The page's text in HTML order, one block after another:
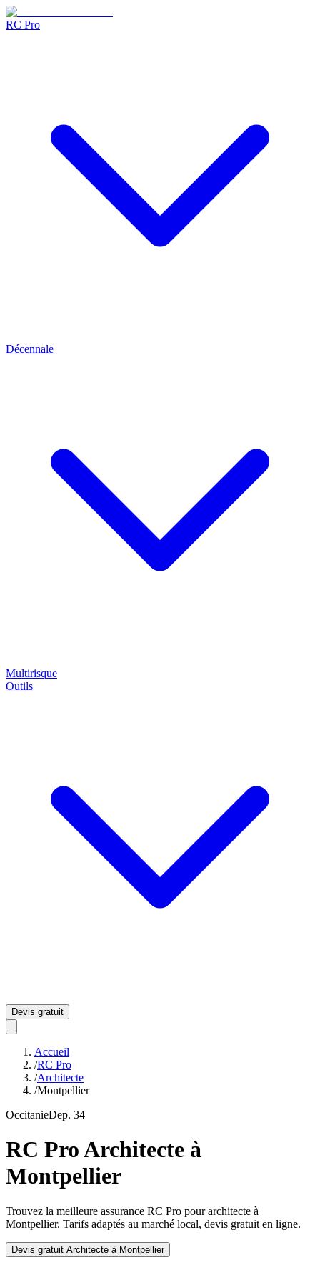
RC Pro
Décennale
Multirisque
Outils
Devis gratuit
Accueil
/RC Pro
/Architecte
/Montpellier
OccitanieDep. 34
RC ProArchitecte à
Montpellier
Trouvez la meilleure assurance RC Pro pourarchitecte à
Montpellier. Tarifs adaptés au marché local, devis gratuit en ligne.
Devis gratuit Architecte à Montpellier